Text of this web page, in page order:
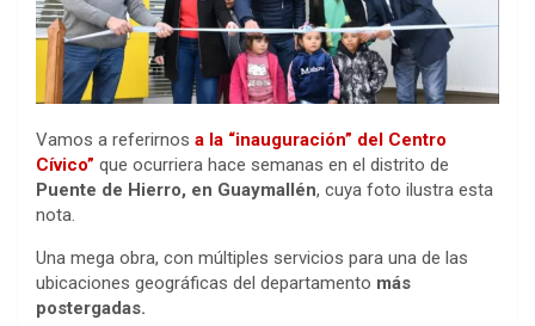
Vamos a referirnos a la “inauguración” del Centro
Cívico” que ocurriera hace semanas en el distrito de
Puente de Hierro, en Guaymallén, cuya foto ilustra esta
nota.
Una mega obra, con múltiples servicios para una de las
ubicaciones geográficas del departamento más
postergadas.